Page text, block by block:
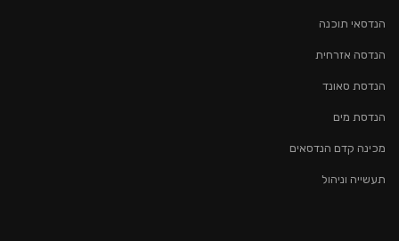
הנדסאי תוכנה
הנדסה אזרחית
הנדסת סאונד
הנדסת מים
מכינה קדם הנדסאים
תעשייה וניהול